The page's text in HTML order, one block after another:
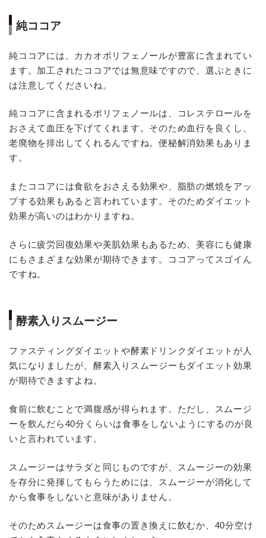
純ココア
純ココアには、カカオポリフェノールが豊富に含まれてい
ます。加工されたココアでは無意味ですので、選ぶときに
は注意してくださいね。
純ココアに含まれるポリフェノールは、コレステロールを
おさえて血圧を下げてくれます。そのため血行を良くし、
老廃物を排出してくれるんですね。便秘解消効果もありま
す。
またココアには食欲をおさえる効果や、脂肪の燃焼をアッ
プする効果もあると言われています。そのためダイエット
効果が高いのはわかりますね。
さらに疲労回復効果や美肌効果もあるため、美容にも健康
にもさまざまな効果が期待できます。ココアってスゴイん
ですね。
酵素入りスムージー
ファスティングダイエットや酵素ドリンクダイエットが人
気になりましたが、酵素入りスムージーもダイエット効果
が期待できますよね。
食前に飲むことで満腹感が得られます。ただし、スムージ
ーを飲んだら40分くらいは食事をしないようにするのが良
いと言われています。
スムージーはサラダと同じものですが、スムージーの効果
を存分に発揮してもらうためには、スムージーが消化して
から食事をしないと意味がありません。
そのためスムージーは食事の置き換えに飲むか、40分空け